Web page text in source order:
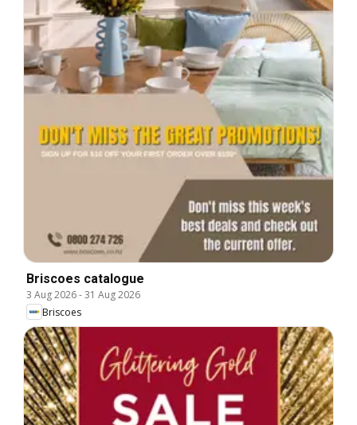
Briscoes catalogue
3 Aug 2026-31 Aug 2026
Briscoes